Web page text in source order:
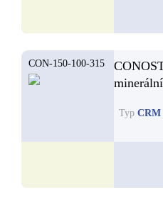
CON-150-100-315
Typ CRM